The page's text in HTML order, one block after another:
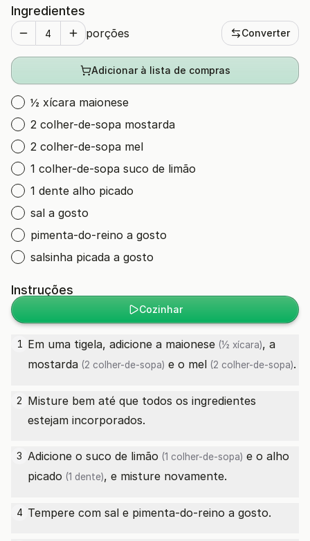
Ingredientes
porções Converter
Adicionar à lista de compras
½ xícara maionese
2 colher-de-sopa mostarda
2 colher-de-sopa mel
1 colher-de-sopa suco de limão
1 dente alho picado
sal a gosto
pimenta-do-reino a gosto
salsinha picada a gosto
Instruções
Cozinhar
1 Em uma tigela, adicione a maionese (½ xícara), a
mostarda (2 colher-de-sopa) e o mel (2 colher-de-sopa).
2 Misture bem até que todos os ingredientes
estejam incorporados.
3 Adicione o suco de limão (1 colher-de-sopa) e o alho
picado (1 dente), e misture novamente.
4 Tempere com sal e pimenta-do-reino a gosto.